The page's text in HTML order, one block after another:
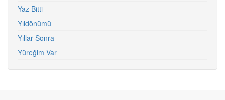
Yaz Bitti
Yıldönümü
Yıllar Sonra
Yüreğim Var